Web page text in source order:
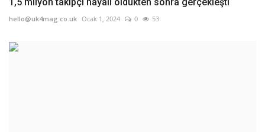
1,5 milyon takipçi hayali öldükten sonra gerçekleşti
hello@uk4mag.co.uk Ocak 1, 2024 0 53